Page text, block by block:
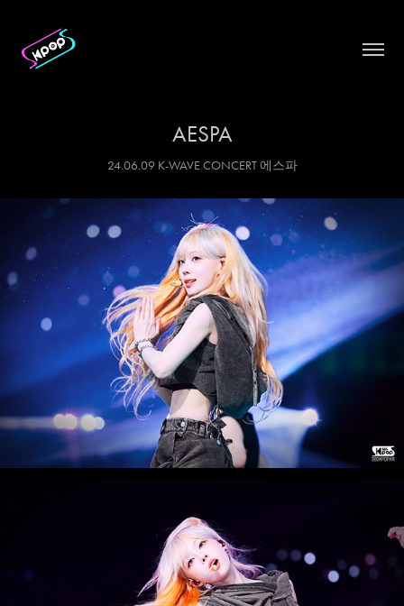
AESPA
24.06.09 K-WAVE CONCERT 에스파